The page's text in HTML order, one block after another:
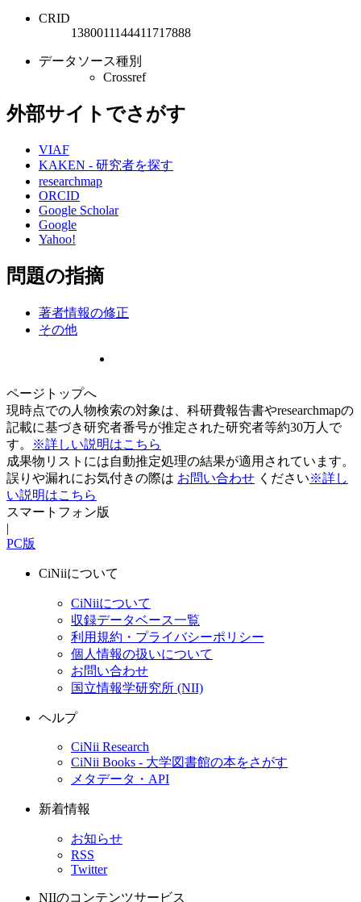
CRID
1380011144411717888
データソース種別
Crossref
外部サイトでさがす
VIAF
KAKEN - 研究者を探す
researchmap
ORCID
Google Scholar
Google
Yahoo!
問題の指摘
著者情報の修正
その他
ページトップへ
現時点での人物検索の対象は、科研費報告書やresearchmapの
記載に基づき研究者番号が推定された研究者等約30万人で
す。
※詳しい説明はこちら
成果物リストには自動推定処理の結果が適用されています。
誤りや漏れにお気付きの際は お問い合わせ ください※詳し
い説明はこちら
スマートフォン版
|
PC版
CiNiiについて
CiNiiについて
収録データベース一覧
利用規約・プライバシーポリシー
個人情報の扱いについて
お問い合わせ
国立情報学研究所 (NII)
ヘルプ
CiNii Research
CiNii Books - 大学図書館の本をさがす
メタデータ・API
新着情報
お知らせ
RSS
Twitter
NIIのコンテンツサービス